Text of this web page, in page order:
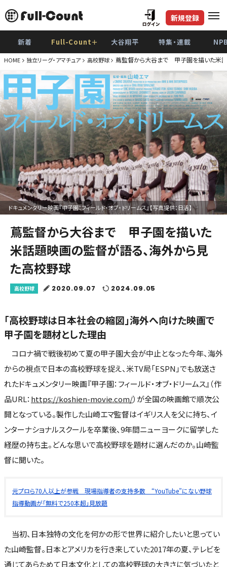
新規登録
新着 Full-Count＋ 大谷翔平 特集・連載
HOME 独立リーグ・アマチュア 高校野球 蔦監督から大谷まで 甲子園を描いた米
ドキュメンタリー映画『甲子園：フィールド・オブ・ドリームス』【写真提供：日活】
蔦監督から大谷まで 甲子園を描いた
米話題映画の監督が語る、海外から見
た高校野球
高校野球 2020.09.07 2024.09.05
「高校野球は日本社会の縮図」海外へ向けた映画で
甲子園を題材とした理由
コロナ禍で戦後初めて夏の甲子園大会が中止となった今年、海外
からの視点で日本の高校野球を捉え、米TV局「ESPN」でも放送さ
れたドキュメンタリー映画『甲子園：フィールド・オブ・ドリームス』（作
品URL： https://koshien-movie.com/）が全国の映画館で順次公
開となっている。製作した山崎エマ監督はイギリス人を父に持ち、イ
ンターナショナルスクールを卒業後、9年間ニューヨークに留学した
経歴の持ち主。どんな思いで高校野球を題材に選んだのか。山崎監
督に聞いた。
元プロら70人以上が参戦 現場指導者の支持多数 “YouTube”にない野球
指導動画が「無料で250本超」見放題
当初、日本独特の文化を何かの形で世界に紹介したいと思ってい
た山崎監督。日本とアメリカを行き来していた2017年の夏、テレビを
通じてあらためて日本文化としての高校野球の大きさに気づいたと